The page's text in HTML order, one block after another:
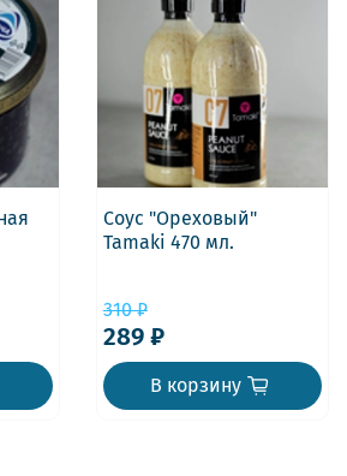
Соус "Ореховый"
Tamaki 470 мл.
310 ₽
289 ₽
В корзину